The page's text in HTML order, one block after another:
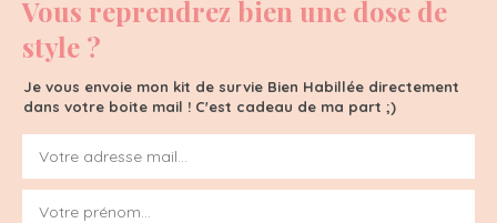
Vous reprendrez bien une dose de
style ?
Je vous envoie mon kit de survie Bien Habillée directement
dans votre boite mail ! C'est cadeau de ma part ;)